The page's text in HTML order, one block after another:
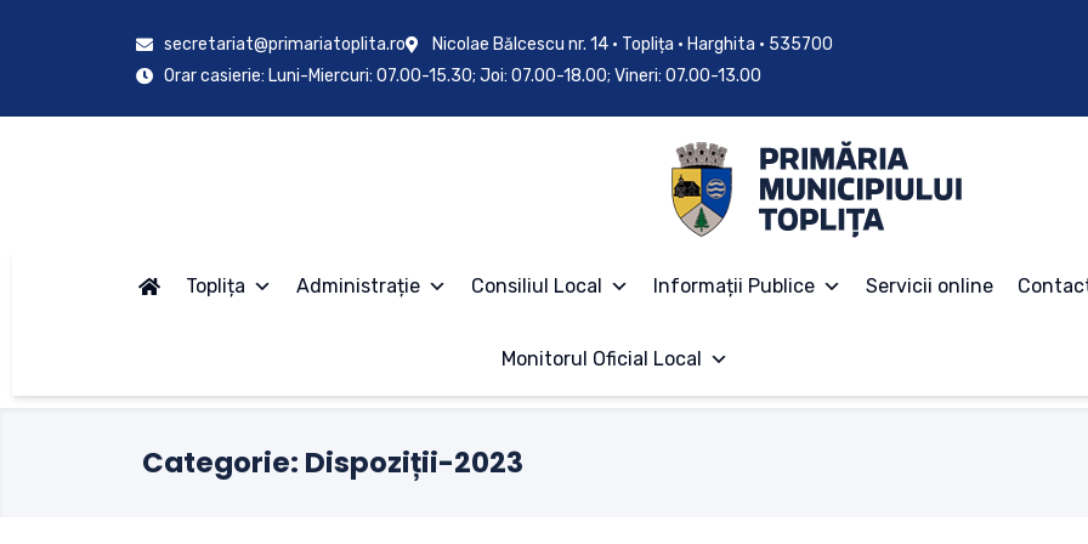
secretariat@primariatoplita.ro
Nicolae Bălcescu nr. 14 • Toplița • Harghita • 535700
Orar casierie: Luni-Miercuri: 07.00-15.30; Joi: 07.00-18.00; Vineri: 07.00-13.00
Toplița Administrație Consiliul Local Informații Publice Servicii online
Monitorul Oficial Local
Categorie: Dispoziții-2023